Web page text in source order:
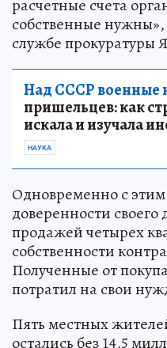
расчетные счета
собственные нужны»,
службе прокуратуры
Над СССР военные
пришельцев: как
искала и изучала
НАУКА
Одновременно с
доверенности
продажей четырех
собственности
Полученные от
потратил на свои
Пять местных
остались без 14,5